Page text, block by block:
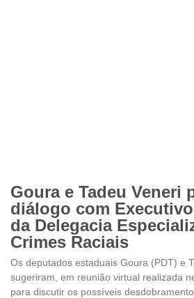
Goura e Tadeu Veneri
diálogo com
da Delegacia
Crimes Raciais
Os deputados estaduais Goura (PDT) e
sugeriram, em reunião virtual realizada
para discutir os possíveis